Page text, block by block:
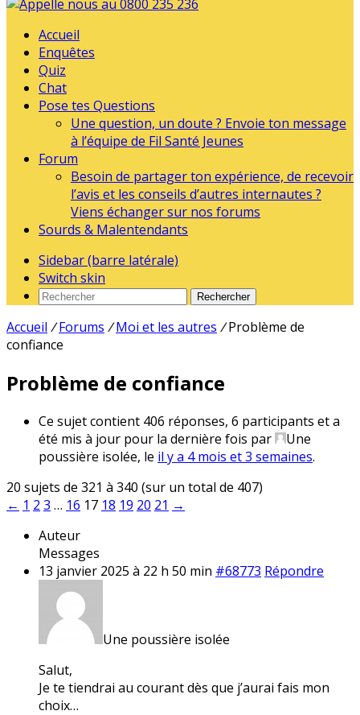
Accueil
Enquêtes
Quiz
Chat
Pose tes Questions
Une question, un doute ? Envoie ton message
à l’équipe de Fil Santé Jeunes
Forum
Besoin de partager ton expérience, de recevoir
l’avis et les conseils d’autres internautes ?
Viens échanger sur nos forums
Sourds & Malentendants
Sidebar (barre latérale)
Switch skin
Rechercher
Accueil / Forums / Moi et les autres / Problème de
confiance
Problème de confiance
Ce sujet contient 406 réponses, 6 participants et a
été mis à jour pour la dernière fois par
Une
poussière isolée, le il y a 4 mois et 3 semaines.
20 sujets de 321 à 340 (sur un total de 407)
← 1 2 3 … 16 17 18 19 20 21 →
Auteur
Messages
13 janvier 2025 à 22 h 50 min #68773 Répondre
Une poussière isolée
Salut,
Je te tiendrai au courant dès que j’aurai fais mon
choix…